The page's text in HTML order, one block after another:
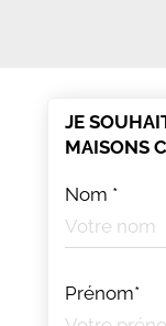
JE
MAISONS
Nom *
Prénom*